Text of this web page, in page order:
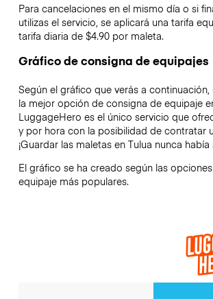
Para cancelaciones en el mismo día o si
utilizas el servicio, se aplicará una tarifa
tarifa diaria de $4.90 por maleta.
Gráfico de consigna de equipajes
Según el gráfico que verás a
la mejor opción de consigna de equipaje
LuggageHero es el único servicio que
y por hora con la posibilidad de contratar
¡Guardar las maletas en Tulua nunca
El gráfico se ha creado según las
equipaje más populares.